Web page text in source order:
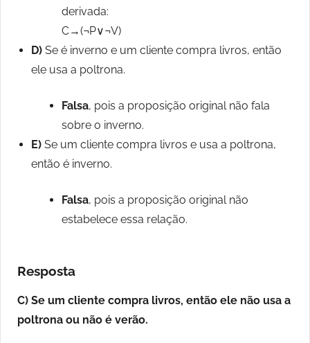
derivada:
C→(¬P∨¬V)
D) Se é inverno e um cliente compra livros, então
ele usa a poltrona.
Falsa, pois a proposição original não fala
sobre o inverno.
E) Se um cliente compra livros e usa a poltrona,
então é inverno.
Falsa, pois a proposição original não
estabelece essa relação.
Resposta
C) Se um cliente compra livros, então ele não usa a
poltrona ou não é verão.